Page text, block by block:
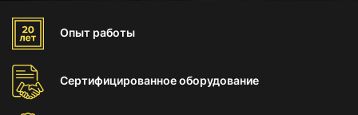
Опыт работы
Сертифицированноеоборудование